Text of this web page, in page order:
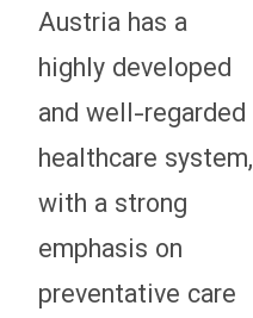
Austria has a
highly developed
and well-regarded
healthcare system,
with a strong
emphasis on
preventative care